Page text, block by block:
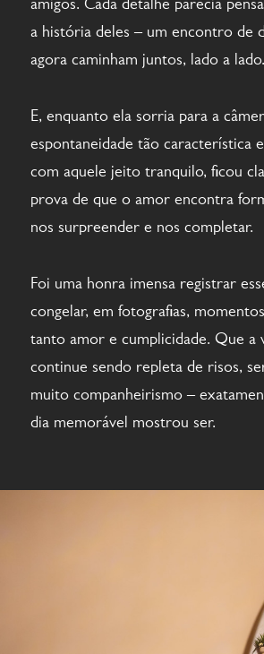
amigos. Cada detalhe parecia
a história deles – um encontro de
agora caminham juntos, lado a lado.
E, enquanto ela sorria para a
espontaneidade tão característica
com aquele jeito tranquilo, ficou
prova de que o amor encontra
nos surpreender e nos completar.
Foi uma honra imensa registrar
congelar, em fotografias,
tanto amor e cumplicidade. Que a
continue sendo repleta de risos,
muito companheirismo –
dia memorável mostrou ser.